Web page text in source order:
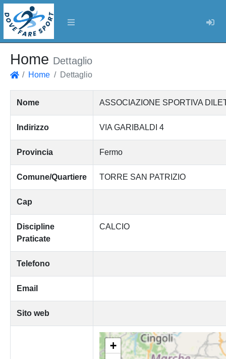
Home Dettaglio
Home Dettaglio
Nome ASSOCIAZIONE SPORTIVA
Indirizzo VIA GARIBALDI 4
Provincia Fermo
Comune/Quartiere TORRE SAN PATRIZIO
Cap
Discipline
Praticate
CALCIO
Telefono
Email
Sito web
+